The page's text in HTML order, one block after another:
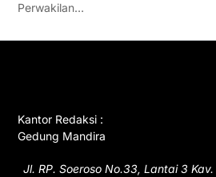
Perwakilan…
Kantor Redaksi :
Gedung Mandira
Jl. RP. Soeroso No.33, Lantai 3